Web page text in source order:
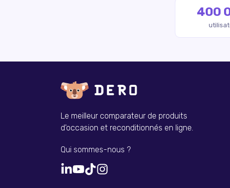
400
Le meilleur comparateur de produits
d'occasion et reconditionnés en ligne.
Qui sommes-nous ?